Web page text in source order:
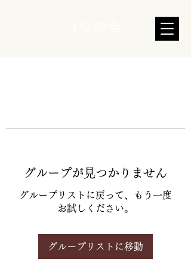
グループが見つかりません
グループリストに戻って、もう一度
お試しください。
グループリストに移動